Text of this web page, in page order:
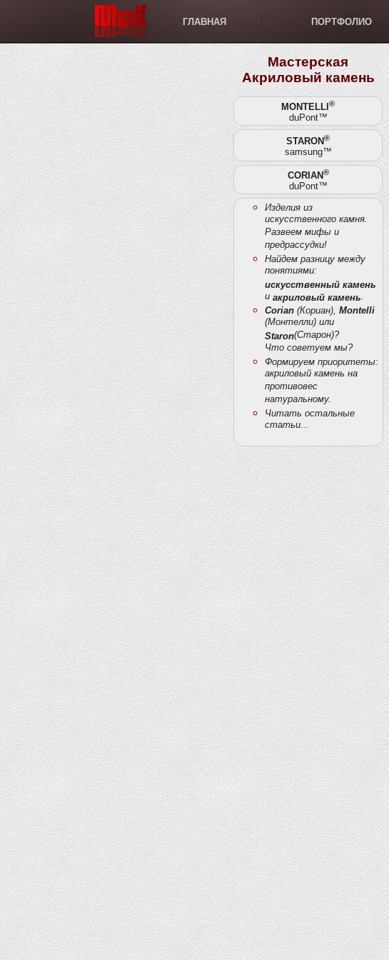
ГЛАВНАЯ ПОРТФОЛИО
Мастерская
Акриловый камень
MONTELLI ®
duPont™
STARON®
samsung™
CORIAN®
duPont™
Изделия из
искусственного камня.
Развеем мифы и
предрассудки!
Найдем разницу между
понятиями:
искусственный камень
и акриловый камень.
Corian(Кориан), Montelli
(Монтелли) или
Staron(Старон)?
Что советуем мы?
Формируем приоритеты:
акриловый камень на
противовес
натуральному.
Читать остальные
статьи...